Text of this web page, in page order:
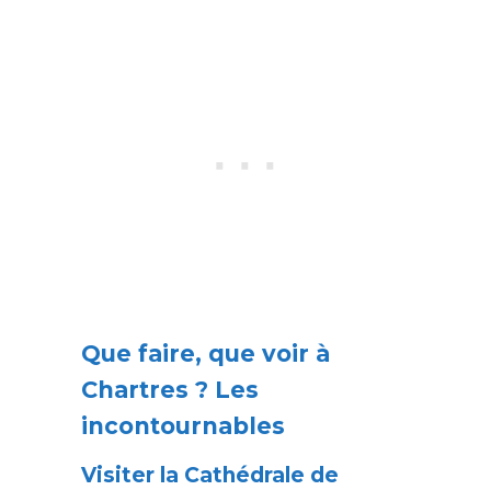
Que faire, que voir à
Chartres ? Les
incontournables
Visiter la Cathédrale de